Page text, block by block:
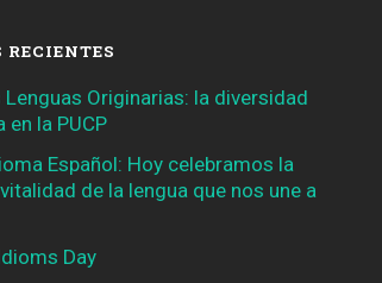
Lenguas Originarias: la diversidad
en la PUCP
Español: Hoy celebramos la
de la lengua que nos une a
Day